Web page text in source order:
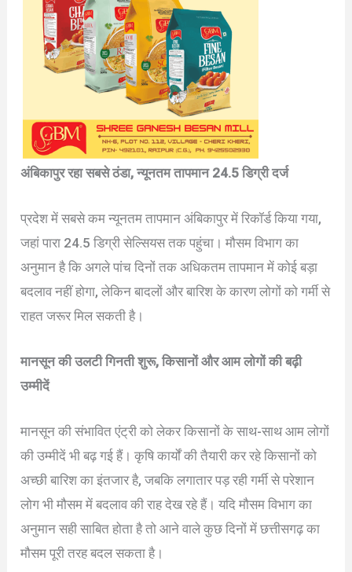
अंबिकापुर रहा सबसे ठंडा, न्यूनतम तापमान 24.5 डिग्री दर्ज
प्रदेश में सबसे कम न्यूनतम तापमान अंबिकापुर में रिकॉर्ड किया गया,
जहां पारा 24.5 डिग्री सेल्सियस तक पहुंचा। मौसम विभाग का
अनुमान है कि अगले पांच दिनों तक अधिकतम तापमान में कोई बड़ा
बदलाव नहीं होगा, लेकिन बादलों और बारिश के कारण लोगों को गर्मी से
राहत जरूर मिल सकती है।
मानसून की उलटी गिनती शुरू, किसानों और आम लोगों की बढ़ी
उम्मीदें
मानसून की संभावित एंट्री को लेकर किसानों के साथ-साथ आम लोगों
की उम्मीदें भी बढ़ गई हैं। कृषि कार्यों की तैयारी कर रहे किसानों को
अच्छी बारिश का इंतजार है, जबकि लगातार पड़ रही गर्मी से परेशान
लोग भी मौसम में बदलाव की राह देख रहे हैं। यदि मौसम विभाग का
अनुमान सही साबित होता है तो आने वाले कुछ दिनों में छत्तीसगढ़ का
मौसम पूरी तरह बदल सकता है।